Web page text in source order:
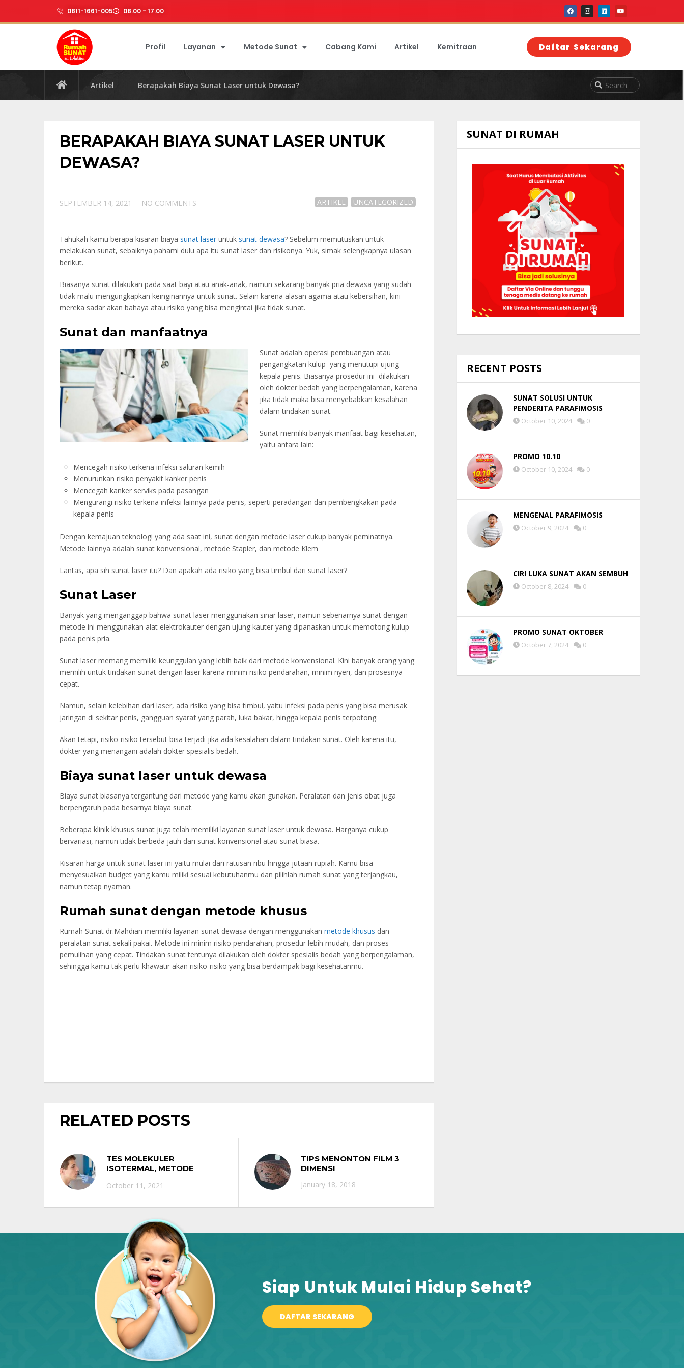
0811-1661-005 08.00 - 17.00
Profil Layanan Metode Sunat Cabang Kami Artikel Kemitraan Daftar Sekarang
Artikel Berapakah Biaya Sunat Laser untuk Dewasa?
BERAPAKAH BIAYA SUNAT LASER UNTUK
DEWASA?
SEPTEMBER 14, 2021 ARTIKEL UNCATEGORIZED
NO COMMENTS
Tahukah kamu berapa kisaran biaya sunat laser untuk sunat dewasa? Sebelum memutuskan untuk
melakukan sunat, sebaiknya pahami dulu apa itu sunat laser dan risikonya. Yuk, simak selengkapnya ulasan
berikut.
Biasanya sunat dilakukan pada saat bayi atau anak-anak, namun sekarang banyak pria dewasa yang sudah
tidak malu mengungkapkan keinginannya untuk sunat. Selain karena alasan agama atau kebersihan, kini
mereka sadar akan bahaya atau risiko yang bisa mengintai jika tidak sunat.
Sunat dan manfaatnya
Sunat adalah operasi pembuangan atau
pengangkatan kulup yang menutupi ujung
kepala penis. Biasanya prosedur ini dilakukan
oleh dokter bedah yang berpengalaman, karena
jika tidak maka bisa menyebabkan kesalahan
dalam tindakan sunat.
Sunat memiliki banyak manfaat bagi kesehatan,
yaitu antara lain:
Mencegah risiko terkena infeksi saluran kemih
Menurunkan risiko penyakit kanker penis
Mencegah kanker serviks pada pasangan
Mengurangi risiko terkena infeksi lainnya pada penis, seperti peradangan dan pembengkakan pada
kepala penis
Dengan kemajuan teknologi yang ada saat ini, sunat dengan metode laser cukup banyak peminatnya.
Metode lainnya adalah sunat konvensional, metode Stapler, dan metode Klem
Lantas, apa sih sunat laser itu? Dan apakah ada risiko yang bisa timbul dari sunat laser?
Sunat Laser
Banyak yang menganggap bahwa sunat laser menggunakan sinar laser, namun sebenarnya sunat dengan
metode ini menggunakan alat elektrokauter dengan ujung kauter yang dipanaskan untuk memotong kulup
pada penis pria.
Sunat laser memang memiliki keunggulan yang lebih baik dari metode konvensional. Kini banyak orang yang
memilih untuk tindakan sunat dengan laser karena minim risiko pendarahan, minim nyeri, dan prosesnya
cepat.
Namun, selain kelebihan dari laser, ada risiko yang bisa timbul, yaitu infeksi pada penis yang bisa merusak
jaringan di sekitar penis, gangguan syaraf yang parah, luka bakar, hingga kepala penis terpotong.
Akan tetapi, risiko-risiko tersebut bisa terjadi jika ada kesalahan dalam tindakan sunat. Oleh karena itu,
dokter yang menangani adalah dokter spesialis bedah.
Biaya sunat laser untuk dewasa
Biaya sunat biasanya tergantung dari metode yang kamu akan gunakan. Peralatan dan jenis obat juga
berpengaruh pada besarnya biaya sunat.
Beberapa klinik khusus sunat juga telah memiliki layanan sunat laser untuk dewasa. Harganya cukup
bervariasi, namun tidak berbeda jauh dari sunat konvensional atau sunat biasa.
Kisaran harga untuk sunat laser ini yaitu mulai dari ratusan ribu hingga jutaan rupiah. Kamu bisa
menyesuaikan budget yang kamu miliki sesuai kebutuhanmu dan pilihlah rumah sunat yang terjangkau,
namun tetap nyaman.
Rumah sunat dengan metode khusus
Rumah Sunat dr.Mahdian memiliki layanan sunat dewasa dengan menggunakan metode khusus dan
peralatan sunat sekali pakai. Metode ini minim risiko pendarahan, prosedur lebih mudah, dan proses
pemulihan yang cepat. Tindakan sunat tentunya dilakukan oleh dokter spesialis bedah yang berpengalaman,
sehingga kamu tak perlu khawatir akan risiko-risiko yang bisa berdampak bagi kesehatanmu.
RELATED POSTS
TES MOLEKULER
ISOTERMAL, METODE
AKURAT
October 11, 2021
TIPS MENONTON FILM 3
DIMENSI
January 18, 2018
SUNAT DI RUMAH
RECENT POSTS
SUNAT SOLUSI UNTUK
PENDERITA PARAFIMOSIS
October 10, 2024 0
PROMO 10.10
October 10, 2024 0
MENGENAL PARAFIMOSIS
October 9, 2024 0
CIRI LUKA SUNAT AKAN SEMBUH
October 8, 2024 0
PROMO SUNAT OKTOBER
October 7, 2024 0
Siap Untuk Mulai Hidup Sehat?​
DAFTAR SEKARANG